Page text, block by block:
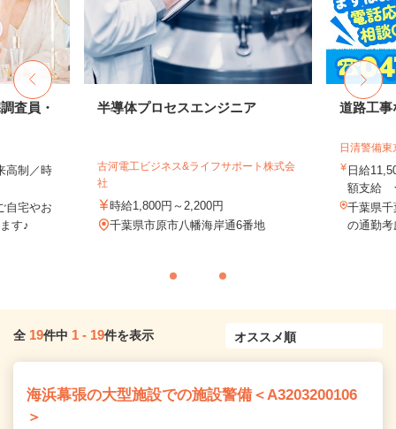
査員・
高制／時
宅やお
す♪
半導体プロセスエンジニア
古河電工ビジネス&ライフサポート株式会
社
時給1,800円～2,200円
千葉県市原市八幡海岸通6番地
道路工事
日清警備
日給
額支給
千葉県
の通勤
全 19件中 1 - 19件を表示
海浜幕張の大型施設での施設警備＜A3203200106
＞